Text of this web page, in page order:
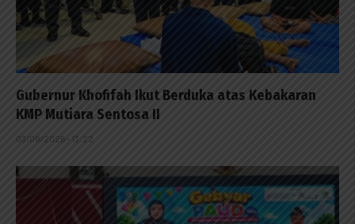
Gubernur Khofifah Ikut Berduka atas Kebakaran
KMP Mutiara Sentosa II
03/08/2026 - 13:22